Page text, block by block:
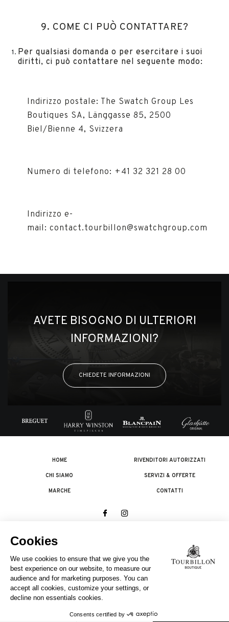
9. COME CI PUÒ CONTATTARE?
Per qualsiasi domanda o per esercitare i suoi
diritti, ci può contattare nel seguente modo:
Indirizzo postale: The Swatch Group Les
Boutiques SA, Länggasse 85, 2500
Biel/Bienne 4, Svizzera
Numero di telefono: +41 32 321 28 00
Indirizzo e-
mail: contact.tourbillon@swatchgroup.com
AVETE BISOGNO DI ULTERIORI
INFORMAZIONI?
CHIEDETE INFORMAZIONI
HOME
CHI SIAMO
MARCHE
RIVENDITORI AUTORIZZATI
SERVIZI & OFFERTE
CONTATTI
UNA COMPAGNIA DEL